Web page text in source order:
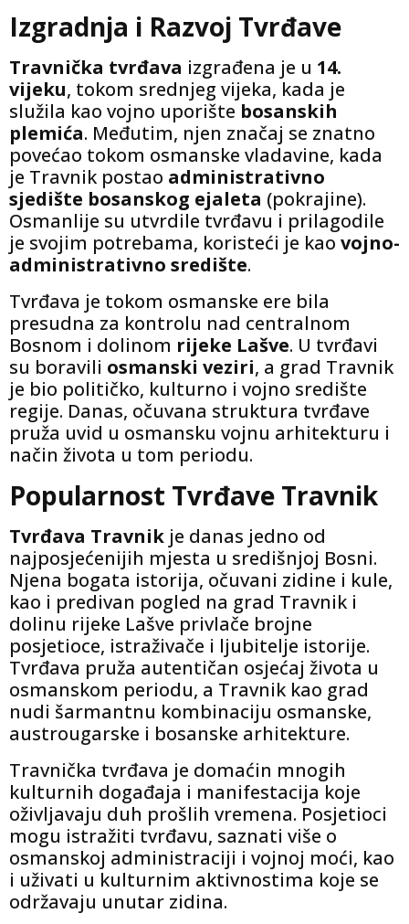
Izgradnja i Razvoj Tvrđave
Travnička tvrđava izgrađena je u 14.
vijeku, tokom srednjeg vijeka, kada je
služila kao vojno uporište bosanskih
plemića. Međutim, njen značaj se znatno
povećao tokom osmanske vladavine, kada
je Travnik postao administrativno
sjedište bosanskog ejaleta (pokrajine).
Osmanlije su utvrdile tvrđavu i prilagodile
je svojim potrebama, koristeći je kao vojno-
administrativno središte.
Tvrđava je tokom osmanske ere bila
presudna za kontrolu nad centralnom
Bosnom i dolinom rijeke Lašve. U tvrđavi
su boravili osmanski veziri, a grad Travnik
je bio političko, kulturno i vojno središte
regije. Danas, očuvana struktura tvrđave
pruža uvid u osmansku vojnu arhitekturu i
način života u tom periodu.
Popularnost Tvrđave Travnik
Tvrđava Travnik je danas jedno od
najposjećenijih mjesta u središnjoj Bosni.
Njena bogata istorija, očuvani zidine i kule,
kao i predivan pogled na grad Travnik i
dolinu rijeke Lašve privlače brojne
posjetioce, istraživače i ljubitelje istorije.
Tvrđava pruža autentičan osjećaj života u
osmanskom periodu, a Travnik kao grad
nudi šarmantnu kombinaciju osmanske,
austrougarske i bosanske arhitekture.
Travnička tvrđava je domaćin mnogih
kulturnih događaja i manifestacija koje
oživljavaju duh prošlih vremena. Posjetioci
mogu istražiti tvrđavu, saznati više o
osmanskoj administraciji i vojnoj moći, kao
i uživati u kulturnim aktivnostima koje se
održavaju unutar zidina.